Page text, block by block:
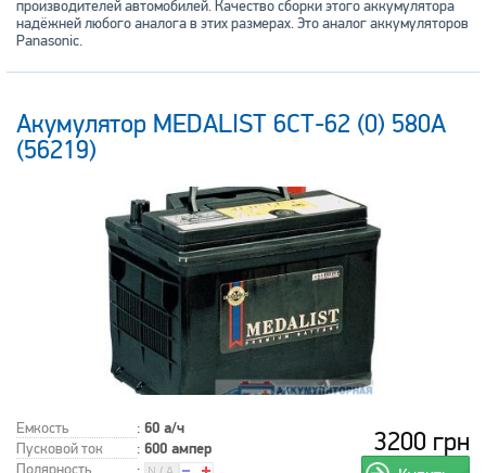
производителей автомобилей. Качество сборки этого аккумулятора
надёжней любого аналога в этих размерах. Это аналог аккумуляторов
Panasonic.
Акумулятор MEDALIST 6СТ-62 (0) 580А
(56219)
Емкость : 60 а/ч
Пусковой ток : 600 ампер
Полярность
3200 грн